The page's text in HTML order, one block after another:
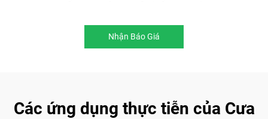
Nhận Báo Giá
Các ứng dụng thực tiễn của Cưa